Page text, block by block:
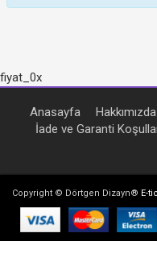
fiyat_0x
Anasayfa Hakkımızda
İade ve Garanti
Copyright © Dörtgen Dizayn® E-